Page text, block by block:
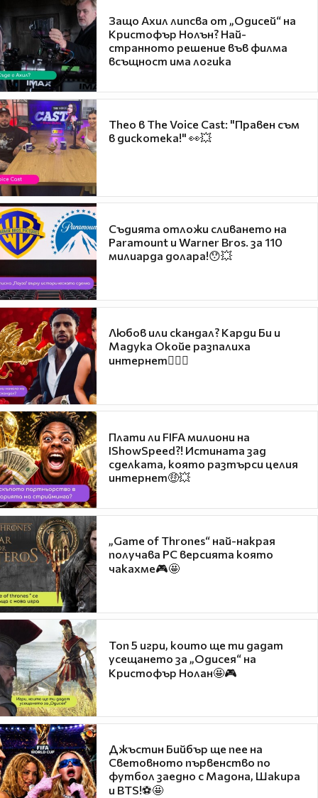
Защо Ахил липсва от „Одисей“ на
Кристофър Нолън? Най-
странното решение във филма
всъщност има логика
Theo в The Voice Cast: "Правен съм
в дискотека!" 👀💥
Съдията отложи сливането на
Paramount и Warner Bros. за 110
милиарда долара!😯💥
Любов или скандал? Карди Би и
Мадука Окойе разпалиха
интернет❤️‍🔥🔥
Плати ли FIFA милиони на
IShowSpeed?! Истината зад
сделката, която разтърси целия
интернет🤑💥
„Game of Thrones“ най-накрая
получава PC версията която
чакахме🎮🤩
Топ 5 игри, които ще ти дадат
усещането за „Одисея“ на
Кристофър Нолан🤩🎮
Джъстин Бийбър ще пее на
Световното първенство по
футбол заедно с Мадона, Шакира
и BTS!⚽🤩